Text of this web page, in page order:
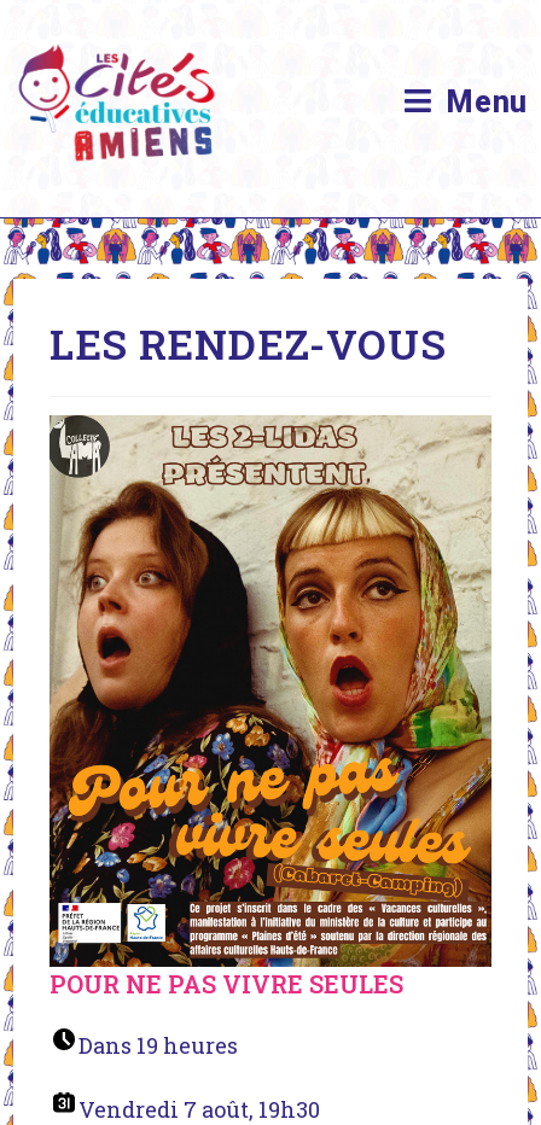
content
Menu
LES RENDEZ-VOUS
POUR NE PAS VIVRE SEULES
Dans 19 heures
Vendredi 7 août, 19h30